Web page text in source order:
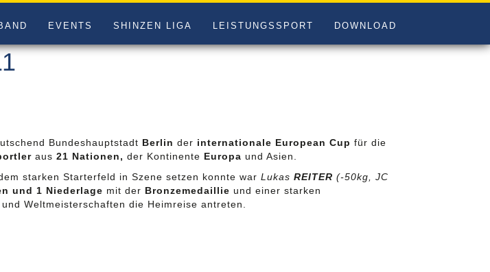
EVENTS SHINZEN LIGA LEISTUNGSSPORT DOWNLOAD
Bundeshauptstadt Berlin der internationale European Cup für die
aus 21 Nationen, der Kontinente Europa und Asien.
starken Starterfeld in Szene setzen konnte war Lukas REITER (-50kg, JC
und 1 Niederlage mit der Bronzemedaillie und einer starken
Weltmeisterschaften die Heimreise antreten.